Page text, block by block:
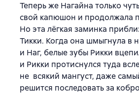
Теперь же Нагайна только
свой капюшон и продолжала
Но эта лёгкая заминка
Тикки. Когда она шмыгнула в
и Наг, белые зубы Рикки
и Рикки протиснулся туда
не всякий мангуст, даже
решится последовать за